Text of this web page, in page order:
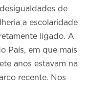
de
a escolaridade
ligado. A
País, em que mais
anos estavam na
recente. Nos